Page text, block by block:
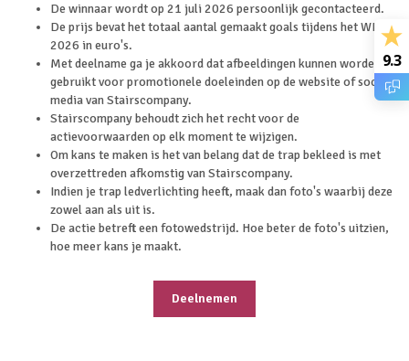
De winnaar wordt op 21 juli 2026 persoonlijk gecontacteerd.
De prijs bevat het totaal aantal gemaakt goals tijdens het WK
2026 in euro's.
Met deelname ga je akkoord dat afbeeldingen kunnen worden
gebruikt voor promotionele doeleinden op de website of social
media van Stairscompany.
Stairscompany behoudt zich het recht voor de
actievoorwaarden op elk moment te wijzigen.
Om kans te maken is het van belang dat de trap bekleed is met
overzettreden afkomstig van Stairscompany.
Indien je trap ledverlichting heeft, maak dan foto's waarbij deze
zowel aan als uit is.
De actie betreft een fotowedstrijd. Hoe beter de foto's uitzien,
hoe meer kans je maakt.
Deelnemen
9.3